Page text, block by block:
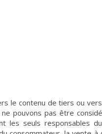
le contenu de tiers ou
pouvons pas être
les seuls responsables